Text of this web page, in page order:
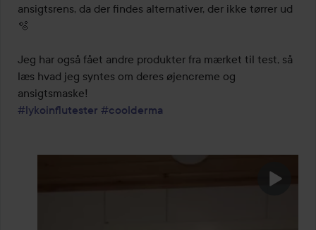
ansigtsrens, da der findes alternativer, der ikke tørrer ud
🫧
Jeg har også fået andre produkter fra mærket til test, så
læs hvad jeg syntes om deres øjencreme og
#lykoinflutester #coolderma